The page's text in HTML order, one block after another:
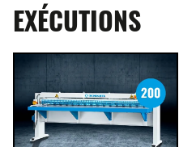
EXÉCUTIONS